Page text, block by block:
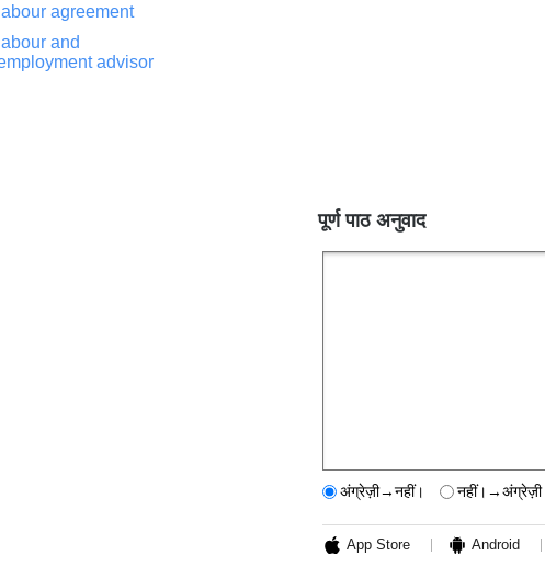
labour agreement
labour and
advisor
पूर्ण पाठ अनुवाद
अंग्रेज़ी→नहीं। नहीं।→अंग्रेज़ी
App Store Android